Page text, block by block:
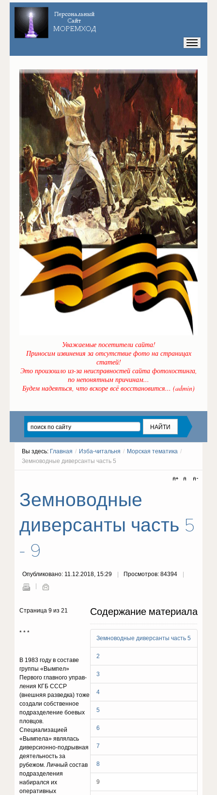
Уважаемые посетители сайта!
Приносим извинения за отсутствие фото на страницах
статей!
Это произошло из-за неисправностей сайта фотохостинга,
по непонятным причинам...
Будем надеяться, что вскоре всё восстановится... (admin)
Вы здесь: Главная / Изба-читальня / Морская тематика /
Земноводные диверсанты часть 5
Земноводные
диверсанты часть 5
- 9
Опубликовано: 11.12.2018, 15:29 Просмотров: 84394
Содержание материала
Земноводные диверсанты часть 5
2
3
4
5
6
7
8
9
Страница 9 из 21
* * *
В 1983 году в составе
группы «Вымпел»
Первого главного управ­
ления КГБ СССР
(внешняя разведка) тоже
создали собственное
под­разделение боевых
пловцов.
Специализацией
«Вымпела» являлась
диверсионно-подрывная
деятельность за
рубежом. Личный состав
подразделения
набирался их
оперативных